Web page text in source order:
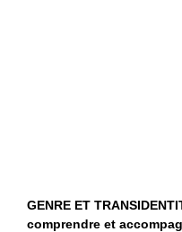
GENRE ET
comprendre et